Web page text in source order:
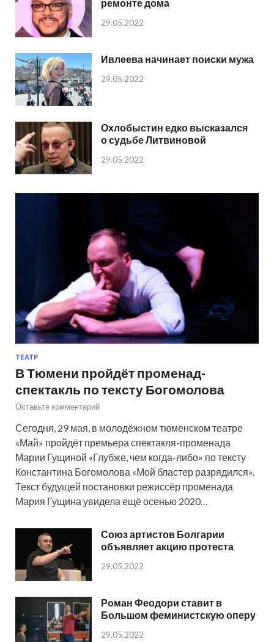
ремонте дома
29.05.2022
Ивлеева начинает поиски мужа
29.05.2022
Охлобыстин едко высказался
о судьбе Литвиновой
29.05.2022
ТЕАТР
В Тюмени пройдёт променад-
спектакль по тексту Богомолова
Оставьте комментарий
Сегодня, 29 мая, в молодёжном тюменском театре
«Май» пройдёт премьера спектакля-променада
Марии Гущиной «Глубже, чем когда-либо» по тексту
Константина Богомолова «Мой бластер разрядился».
Текст будущей постановки режиссёр променада
Мария Гущина увидела ещё осенью 2020…
Союз артистов Болгарии
объявляет акцию протеста
29.05.2022
Роман Феодори ставит в
Большом феминистскую оперу
29.05.2022